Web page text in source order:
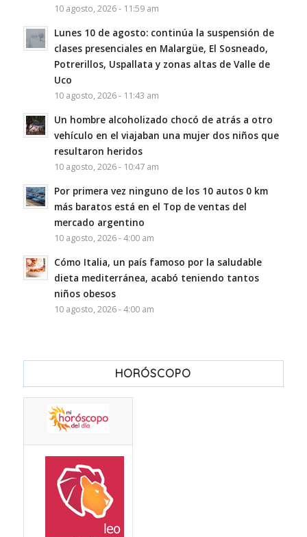
10 agosto, 2026 - 11:59 am
Lunes 10 de agosto: continúa la suspensión de
clases presenciales en Malargüe, El Sosneado,
Potrerillos, Uspallata y zonas altas de Valle de
Uco
10 agosto, 2026 - 11:43 am
Un hombre alcoholizado chocó de atrás a otro
vehículo en el viajaban una mujer dos niños que
resultaron heridos
10 agosto, 2026 - 10:47 am
Por primera vez ninguno de los 10 autos 0 km
más baratos está en el Top de ventas del
mercado argentino
10 agosto, 2026 - 4:00 am
Cómo Italia, un país famoso por la saludable
dieta mediterránea, acabó teniendo tantos
niños obesos
10 agosto, 2026 - 4:00 am
HORÓSCOPO